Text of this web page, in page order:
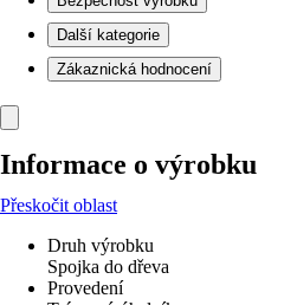
Další kategorie
Zákaznická hodnocení
Informace o výrobku
Přeskočit oblast
Druh výrobku
Spojka do dřeva
Provedení